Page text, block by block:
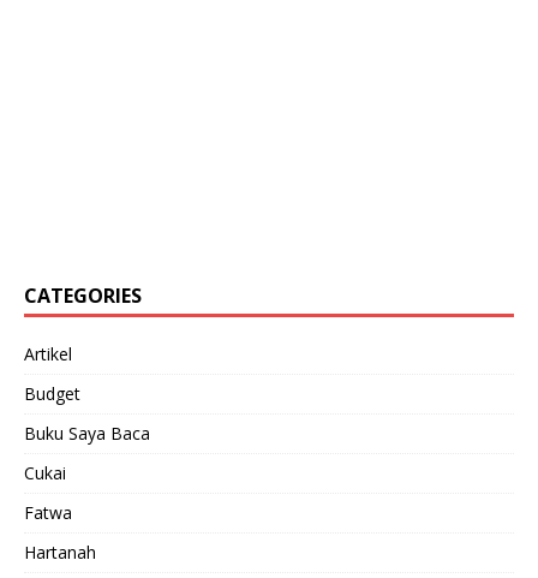
CATEGORIES
Artikel
Budget
Buku Saya Baca
Cukai
Fatwa
Hartanah